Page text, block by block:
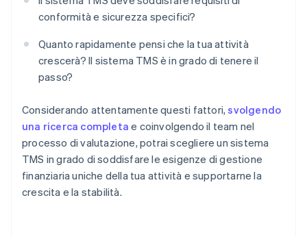
conformità e sicurezza specifici?
Quanto rapidamente pensi che la tua attività
crescerà? Il sistema TMS è in grado di tenere il
passo?
Considerando attentamente questi fattori,svolgendo
una ricerca completa e coinvolgendo il team nel
processo di valutazione, potrai scegliere un sistema
TMS in grado di soddisfare le esigenze di gestione
finanziaria uniche della tua attività e supportarne la
crescita e la stabilità.